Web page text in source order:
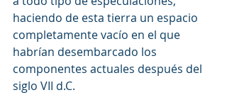
haciendo de esta tierra un espacio
completamente vacío en el que
habrían desembarcado los
componentes actuales después del
siglo VII d.C.